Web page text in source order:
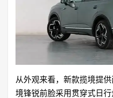
从外观来看，新款揽境提
境锋锐前脸采用贯穿式日